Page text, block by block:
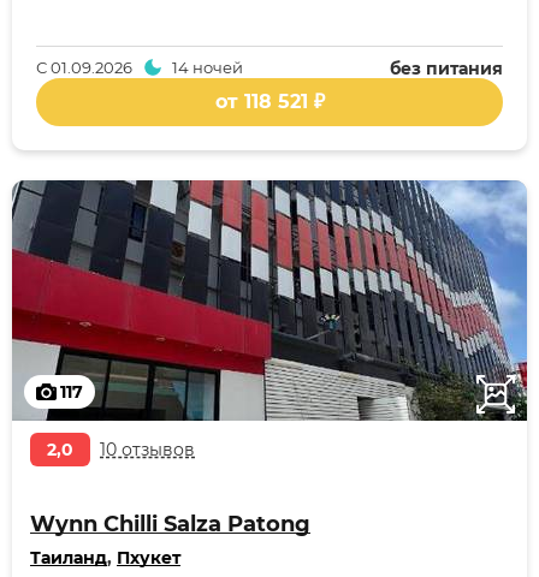
без питания
С01.09.2026 14 ночей
от 118 521 ₽
117
2,0 10 отзывов
Wynn Chilli Salza Patong
Таиланд, Пхукет